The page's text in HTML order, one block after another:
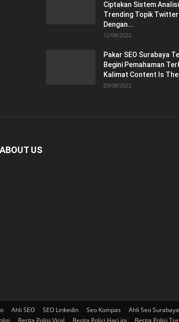
Ciptakan Sistem
Trending Topik Twitter
Dengan...
12/08/2022
Pakar SEO Surabaya
Begini Pemahaman
Kalimat Content Is
03/08/2022
ABOUT US
Ahli SEO SEO Linkedin Seo Kompas Ahli Seo Surabaya
Berita Polisi Viral Berita Polisi Hari ini Berita Polisi